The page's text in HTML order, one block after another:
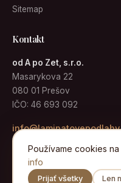
Používame cookies
info
Prijať všetky Len
Sitemap
Kontakt
od A po Zet, s.r.o.
Masarykova 22
080 01 Prešov
IČO: 46 693 092